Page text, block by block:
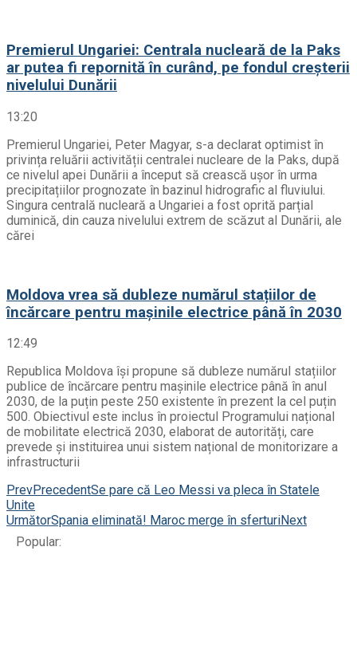
Premierul Ungariei: Centrala nucleară de la Paks
ar putea fi repornită în curând, pe fondul creșterii
nivelului Dunării
13:20
Premierul Ungariei, Peter Magyar, s-a declarat optimist în
privința reluării activității centralei nucleare de la Paks, după
ce nivelul apei Dunării a început să crească ușor în urma
precipitațiilor prognozate în bazinul hidrografic al fluviului.
Singura centrală nucleară a Ungariei a fost oprită parțial
duminică, din cauza nivelului extrem de scăzut al Dunării, ale
cărei
Moldova vrea să dubleze numărul stațiilor de
încărcare pentru mașinile electrice până în 2030
12:49
Republica Moldova își propune să dubleze numărul stațiilor
publice de încărcare pentru mașinile electrice până în anul
2030, de la puțin peste 250 existente în prezent la cel puțin
500. Obiectivul este inclus în proiectul Programului național
de mobilitate electrică 2030, elaborat de autorități, care
prevede și instituirea unui sistem național de monitorizare a
infrastructurii
PrevPrecedentSe pare că Leo Messi va pleca în Statele
Unite
UrmătorSpania eliminată! Maroc merge în sferturiNext
Popular: